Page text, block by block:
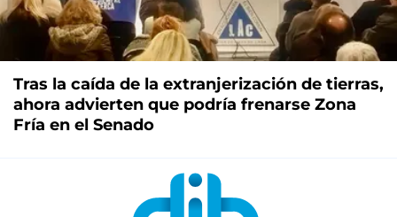
Tras la caída de la extranjerización de tierras,
ahora advierten que podría frenarse Zona
Fría en el Senado